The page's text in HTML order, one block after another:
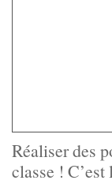
Réaliser des
classe !